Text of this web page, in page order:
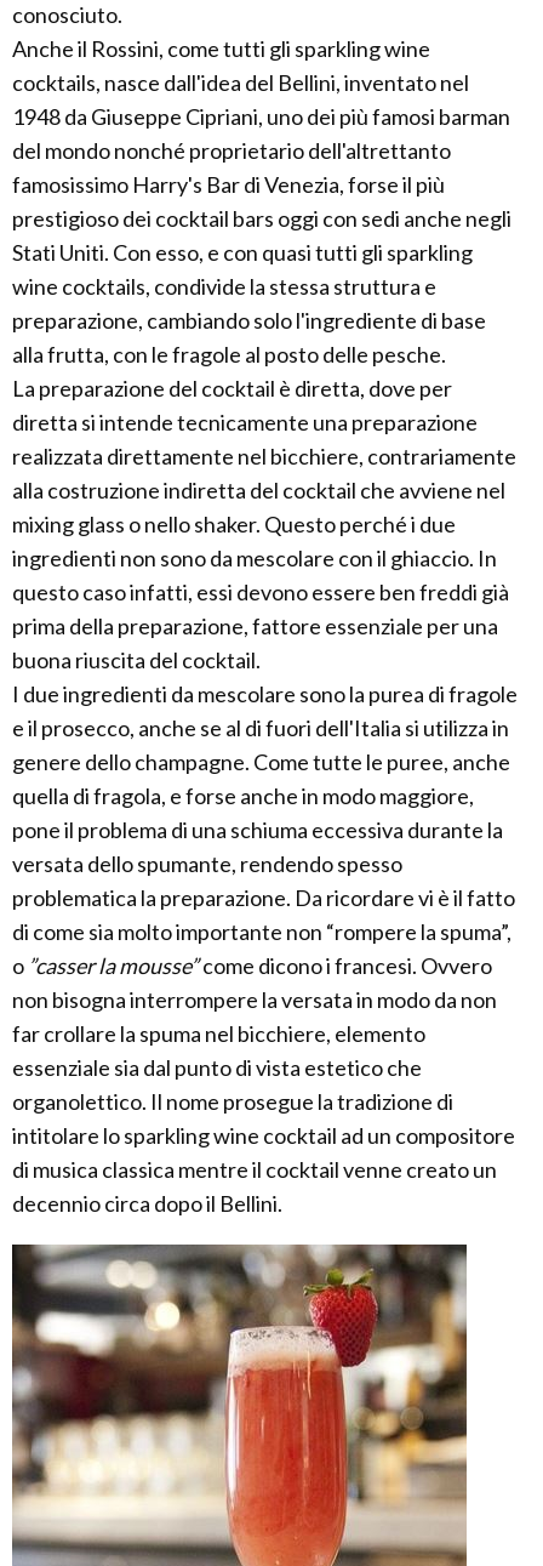
conosciuto.
Anche il Rossini, come tutti gli sparkling wine
cocktails, nasce dall'idea del Bellini, inventato nel
1948 da Giuseppe Cipriani, uno dei più famosi barman
del mondo nonché proprietario dell'altrettanto
famosissimo Harry's Bar di Venezia, forse il più
prestigioso dei cocktail bars oggi con sedi anche negli
Stati Uniti. Con esso, e con quasi tutti gli sparkling
wine cocktails, condivide la stessa struttura e
preparazione, cambiando solo l'ingrediente di base
alla frutta, con le fragole al posto delle pesche.
La preparazione del cocktail è diretta, dove per
diretta si intende tecnicamente una preparazione
realizzata direttamente nel bicchiere, contrariamente
alla costruzione indiretta del cocktail che avviene nel
mixing glass o nello shaker. Questo perché i due
ingredienti non sono da mescolare con il ghiaccio. In
questo caso infatti, essi devono essere ben freddi già
prima della preparazione, fattore essenziale per una
buona riuscita del cocktail.
I due ingredienti da mescolare sono la purea di fragole
e il prosecco, anche se al di fuori dell'Italia si utilizza in
genere dello champagne. Come tutte le puree, anche
quella di fragola, e forse anche in modo maggiore,
pone il problema di una schiuma eccessiva durante la
versata dello spumante, rendendo spesso
problematica la preparazione. Da ricordare vi è il fatto
di come sia molto importante non “rompere la spuma”,
o ”casser la mousse”come dicono i francesi. Ovvero
non bisogna interrompere la versata in modo da non
far crollare la spuma nel bicchiere, elemento
essenziale sia dal punto di vista estetico che
organolettico. Il nome prosegue la tradizione di
intitolare lo sparkling wine cocktail ad un compositore
di musica classica mentre il cocktail venne creato un
decennio circa dopo il Bellini.